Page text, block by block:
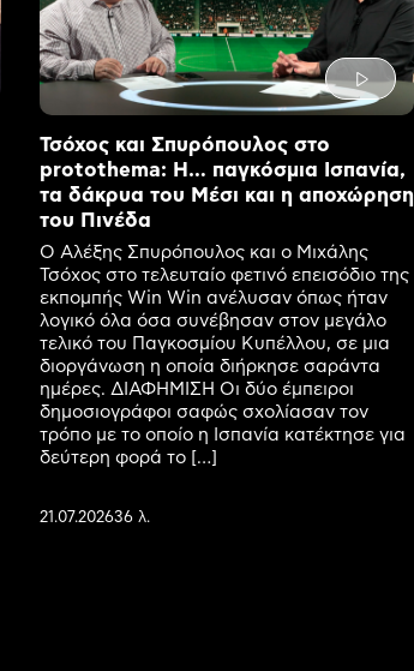
Τσόχος και Σπυρόπουλος στο
protothema: Η… παγκόσμια Ισπανία,
τα δάκρυα του Μέσι και η αποχώρηση
του Πινέδα
Ο Αλέξης Σπυρόπουλος και ο Μιχάλης
Τσόχος στο τελευταίο φετινό επεισόδιο της
εκπομπής Win Win ανέλυσαν όπως ήταν
λογικό όλα όσα συνέβησαν στον μεγάλο
τελικό του Παγκοσμίου Κυπέλλου, σε μια
διοργάνωση η οποία διήρκησε σαράντα
ημέρες. ΔΙΑΦΗΜΙΣΗ Οι δύο έμπειροι
δημοσιογράφοι σαφώς σχολίασαν τον
τρόπο με το οποίο η Ισπανία κατέκτησε για
δεύτερη φορά το […]
21.07.202636 λ.